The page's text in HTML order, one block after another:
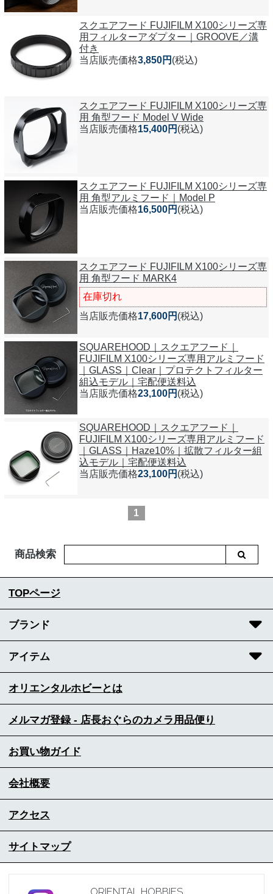
スクエアフード FUJIFILM X100シリーズ専
用フィルターアダプター｜GROOVE／溝
付き
当店販売価格3,850円 (税込)
スクエアフード FUJIFILM X100シリーズ専
用 角型フード Model V Wide
当店販売価格15,400円 (税込)
スクエアフード FUJIFILM X100シリーズ専
用 角型アルミフード｜Model P
当店販売価格16,500円 (税込)
スクエアフード FUJIFILM X100シリーズ専
用 角型フード MARK4
在庫切れ
当店販売価格17,600円 (税込)
SQUAREHOOD｜スクエアフード｜
FUJIFILM X100シリーズ専用アルミフード
｜GLASS｜Clear｜プロテクトフィルター
組込モデル｜宅配便送料込
当店販売価格23,100円 (税込)
SQUAREHOOD｜スクエアフード｜
FUJIFILM X100シリーズ専用アルミフード
｜GLASS｜Haze10%｜拡散フィルター組
込モデル｜宅配便送料込
当店販売価格23,100円 (税込)
1
商品検索
TOPページ
ブランド
アイテム
オリエンタルホビーとは
メルマガ登録 - 店長おぐらのカメラ用品便り
お買い物ガイド
会社概要
アクセス
サイトマップ
ORIENTAL HOBBIES